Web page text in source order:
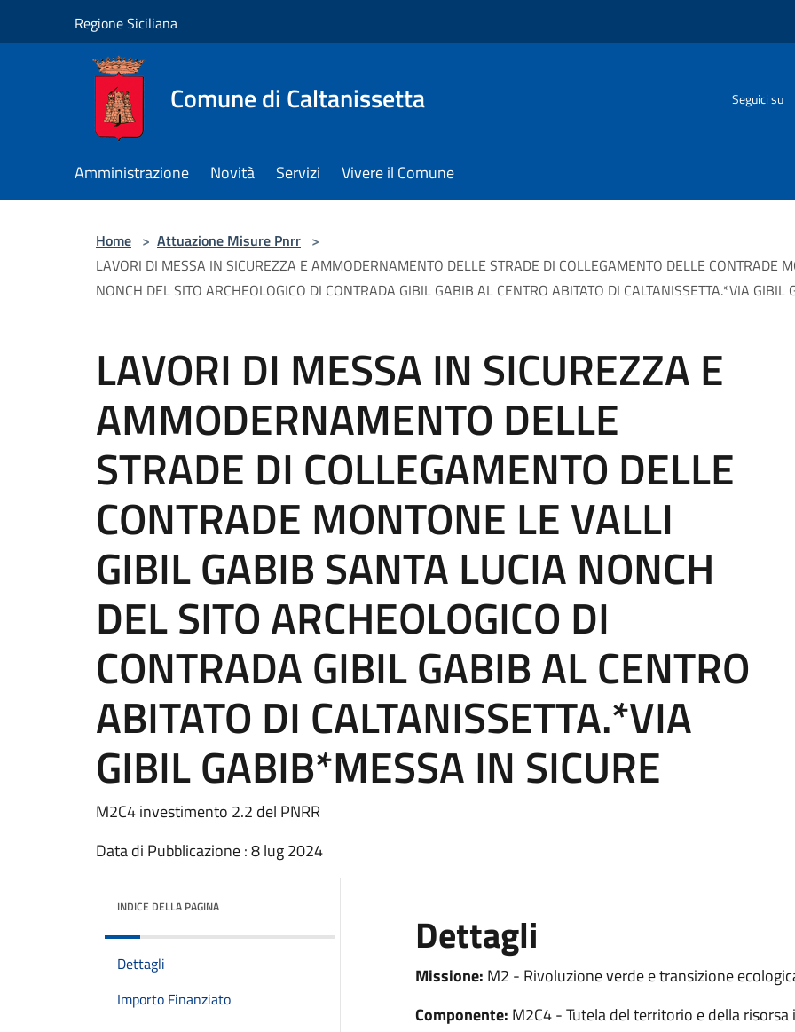
Regione Siciliana
Comune di Caltanissetta Seguici su
Amministrazione Novità Servizi Vivere il Comune
Home > Attuazione Misure Pnrr >
LAVORI DI MESSA IN SICUREZZA E AMMODERNAMENTO DELLE STRADE DI COLLEGAMENTO DELLE CONTRADE
NONCH DEL SITO ARCHEOLOGICO DI CONTRADA GIBIL GABIB AL CENTRO ABITATO DI CALTANISSETTA.*VIA
LAVORI DI MESSA IN SICUREZZA E
AMMODERNAMENTO DELLE
STRADE DI COLLEGAMENTO DELLE
CONTRADE MONTONE LE VALLI
GIBIL GABIB SANTA LUCIA NONCH
DEL SITO ARCHEOLOGICO DI
CONTRADA GIBIL GABIB AL CENTRO
ABITATO DI CALTANISSETTA.*VIA
GIBIL GABIB*MESSA IN SICURE
M2C4 investimento 2.2 del PNRR
Data di Pubblicazione : 8 lug 2024
INDICE DELLA PAGINA
Dettagli
Importo Finanziato
Dettagli
Missione: M2 - Rivoluzione verde e transizione
Componente: M2C4 - Tutela del territorio e della risorsa